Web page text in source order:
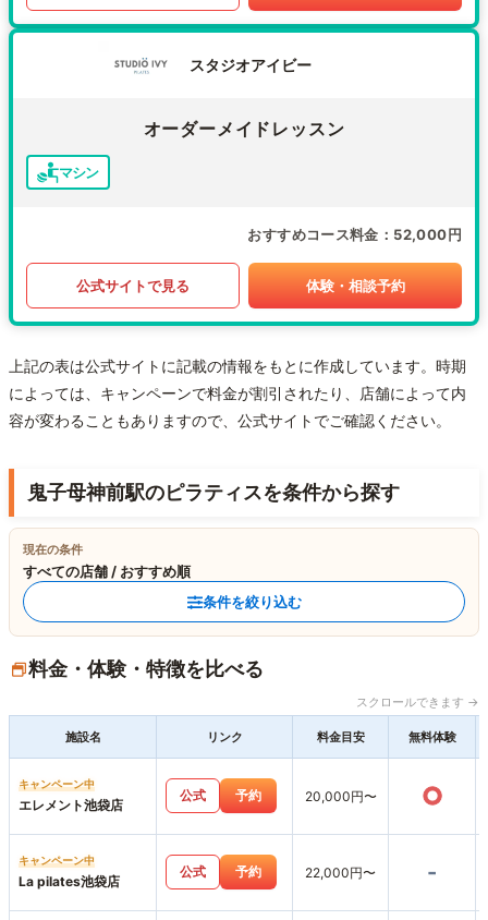
スタジオアイビー
オーダーメイドレッスン
マシン
おすすめコース料金 52,000円
公式サイトで見る 体験・相談予約
上記の表は公式サイトに記載の情報をもとに作成しています。時期
によっては、キャンペーンで料金が割引されたり、店舗によって内
容が変わることもありますので、公式サイトでご確認ください。
鬼子母神前駅のピラティスを条件から探す
現在の条件
すべての店舗 / おすすめ順
条件を絞り込む
料金・体験・特徴を比べる
スクロールできます →
施設名 リンク 料金目安 無料体験
キャンペーン中
エレメント池袋店
公式 予約 20,000円〜 ○
キャンペーン中
La pilates池袋店
公式 予約 22,000円〜 -